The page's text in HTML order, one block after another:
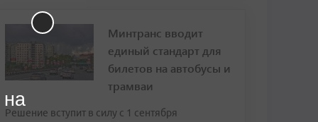
Минтранс вводит
единый стандарт для
билетов на автобусы и
трамваи
Решение вступит в силу с 1 сентября